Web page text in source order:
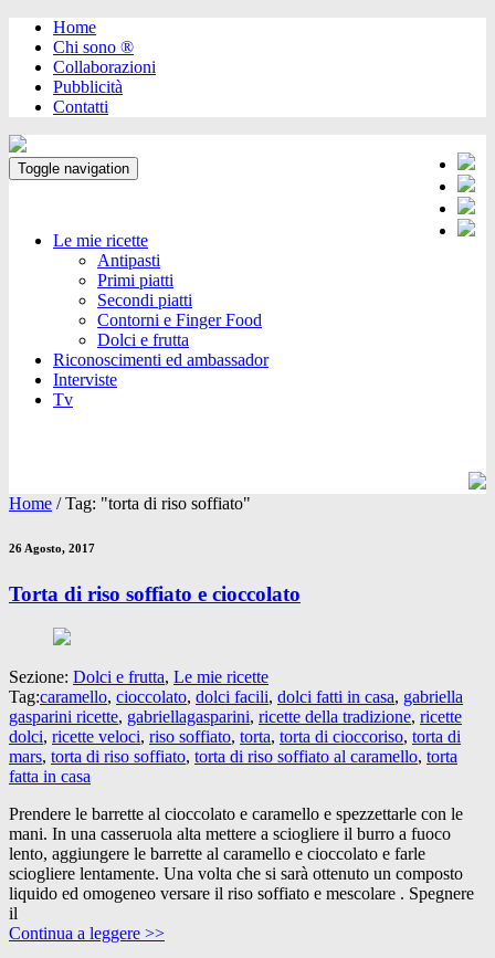
Home
Chi sono ®️
Collaborazioni
Pubblicità
Contatti
Toggle navigation
Le mie ricette
Antipasti
Primi piatti
Secondi piatti
Contorni e Finger Food
Dolci e frutta
Riconoscimenti ed ambassador
Interviste
Tv
Home /Tag: "torta di riso soffiato"
26 Agosto, 2017
Torta di riso soffiato e cioccolato
Sezione: Dolci e frutta, Le mie ricette
Tag:caramello, cioccolato, dolci facili, dolci fatti in casa, gabriella
gasparini ricette, gabriellagasparini, ricette della tradizione, ricette
dolci, ricette veloci, riso soffiato, torta, torta di cioccoriso, torta di
mars, torta di riso soffiato, torta di riso soffiato al caramello, torta
fatta in casa
Prendere le barrette al cioccolato e caramello e spezzettarle con le
mani. In una casseruola alta mettere a sciogliere il burro a fuoco
lento, aggiungere le barrette al caramello e cioccolato e farle
sciogliere lentamente. Una volta che si sarà ottenuto un composto
liquido ed omogeneo versare il riso soffiato e mescolare . Spegnere
il
Continua a leggere >>